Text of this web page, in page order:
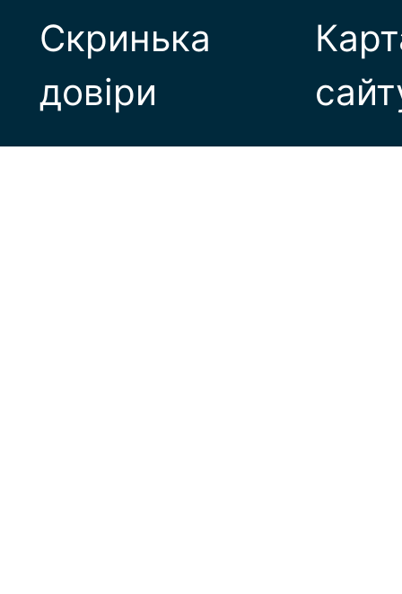
Скринька
довіри